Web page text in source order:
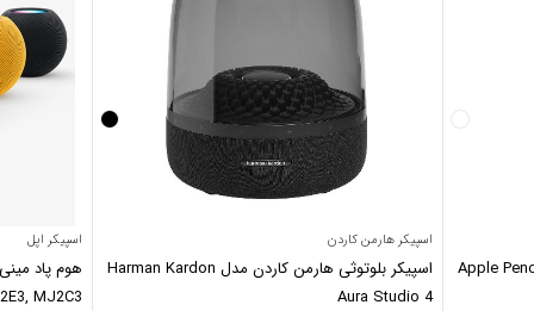
اسپیکر هارمن کاردن
اسپیکر بلوتوثی هارمن کاردن مدل Harman Kardon
Aura Studio 4
اسپیکر اپل
MJ2C3